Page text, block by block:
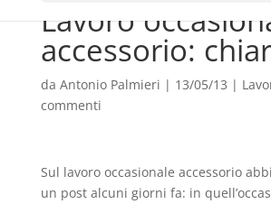
Lavoro
accessorio:
da Antonio Palmieri | 13/05/13 |
commenti
Sul lavoro occasionale accessorio
un post alcuni giorni fa: in